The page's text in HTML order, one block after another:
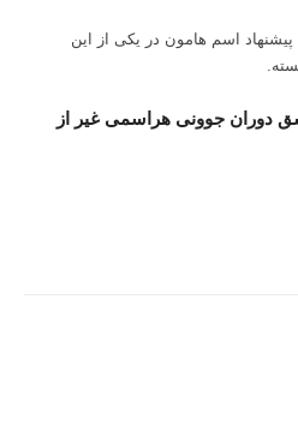
اسم هامون در یکی از این
جوونی هراسمی غیر از